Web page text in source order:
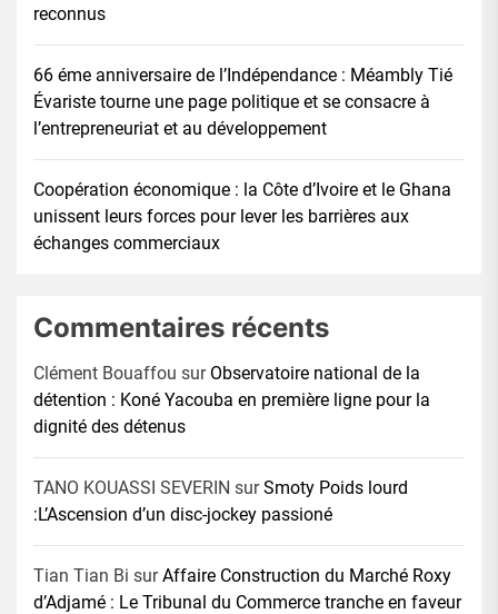
reconnus
66 éme anniversaire de l’Indépendance : Méambly Tié
Évariste tourne une page politique et se consacre à
l’entrepreneuriat et au développement
Coopération économique : la Côte d’Ivoire et le Ghana
unissent leurs forces pour lever les barrières aux
échanges commerciaux
Commentaires récents
Clément Bouaffou sur Observatoire national de la
détention : Koné Yacouba en première ligne pour la
dignité des détenus
TANO KOUASSI SEVERIN surSmoty Poids lourd
:L’Ascension d’un disc-jockey passioné
Tian Tian Bi surAffaire Construction du Marché Roxy
d’Adjamé : Le Tribunal du Commerce tranche en faveur